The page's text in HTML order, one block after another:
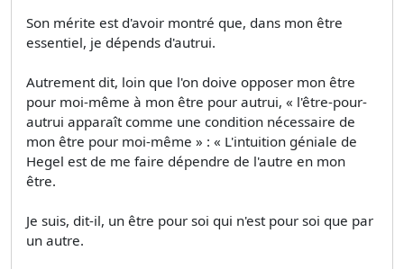
Son mérite est d'avoir montré que, dans mon être
essentiel, je dépends d'autrui.
Autrement dit, loin que l'on doive opposer mon être
pour moi-même à mon être pour autrui, « l'être-pour-
autrui apparaît comme une condition nécessaire de
mon être pour moi-même » : « L'intuition géniale de
Hegel est de me faire dépendre de l'autre en mon
être.
Je suis, dit-il, un être pour soi qui n'est pour soi que par
un autre.